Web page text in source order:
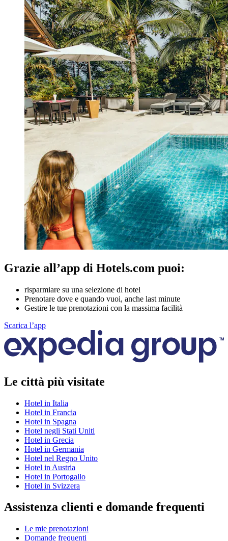
Grazie all’app di Hotels.com puoi:
risparmiare su una selezione di hotel
Prenotare dove e quando vuoi, anche last minute
Gestire le tue prenotazioni con la massima facilità
Scarica l’app
Le città più visitate
Hotel in Italia
Hotel in Francia
Hotel in Spagna
Hotel negli Stati Uniti
Hotel in Grecia
Hotel in Germania
Hotel nel Regno Unito
Hotel in Austria
Hotel in Portogallo
Hotel in Svizzera
Assistenza clienti e domande frequenti
Le mie prenotazioni
Domande frequenti